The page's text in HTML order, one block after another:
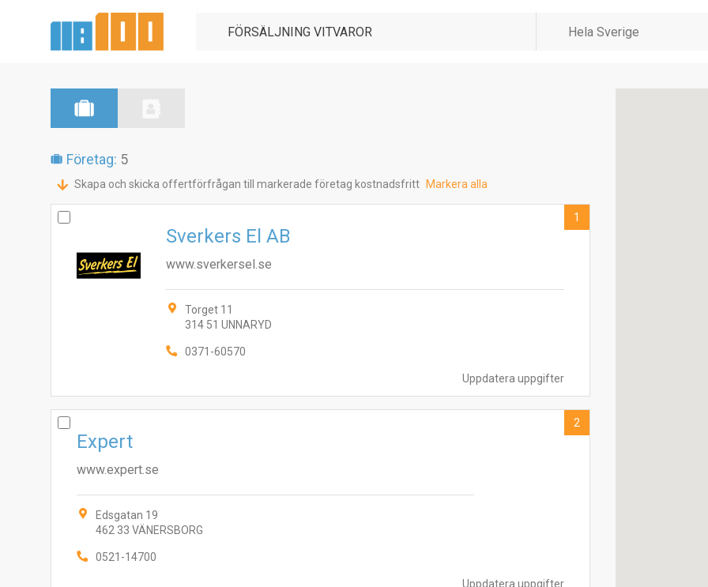
Företag: 5
Skapa och skicka offertförfrågan till markerade företag kostnadsfritt Markera alla
Uppdatera uppgifter
Sverkers El AB
www.sverkersel.se
Torget 11
314 51 UNNARYD
0371-60570
1
Uppdatera uppgifter
Expert
www.expert.se
Edsgatan 19
462 33 VÄNERSBORG
0521-14700
2